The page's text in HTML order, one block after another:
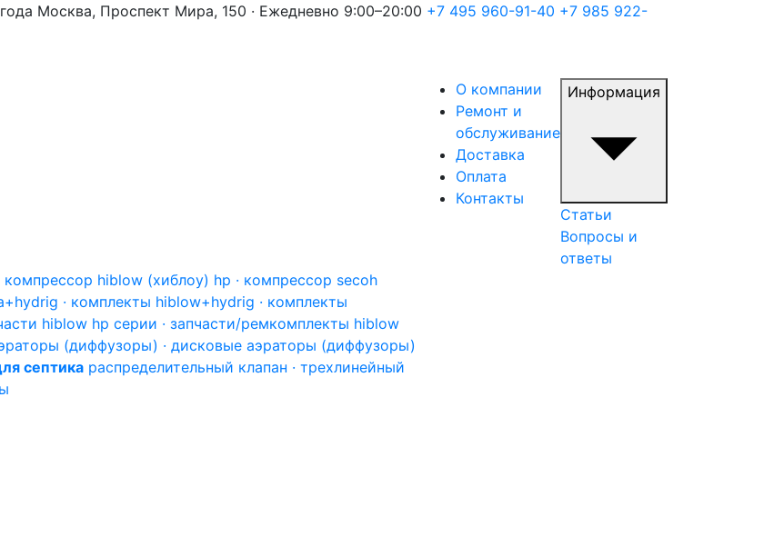
Москва, Проспект Мира, 150 · Ежедневно 9:00–20:00 +7 495 960-91-40 +7 985 922-
hiblow (хиблоу) hp · компрессор secoh
· комплекты hiblow+hydrig · комплекты
hiblow hp серии · запчасти/ремкомплекты hiblow
(диффузоры) · дисковые аэраторы (диффузоры)
септика распределительный клапан · трехлинейный
О компании
Ремонт и
обслуживание
Доставка
Оплата
Контакты
Информация
Статьи
Вопросы и
ответы